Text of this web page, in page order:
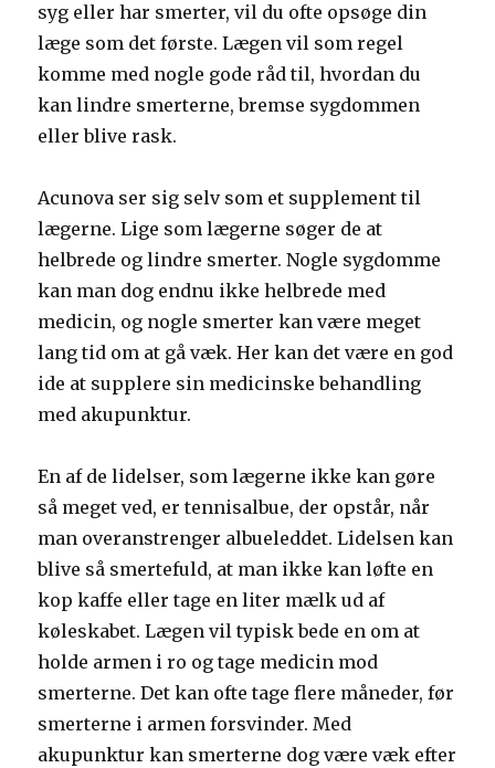
syg eller har smerter, vil du ofte opsøge din
læge som det første. Lægen vil som regel
komme med nogle gode råd til, hvordan du
kan lindre smerterne, bremse sygdommen
eller blive rask.
Acunova ser sig selv som et supplement til
lægerne. Lige som lægerne søger de at
helbrede og lindre smerter. Nogle sygdomme
kan man dog endnu ikke helbrede med
medicin, og nogle smerter kan være meget
lang tid om at gå væk. Her kan det være en god
ide at supplere sin medicinske behandling
med akupunktur.
En af de lidelser, som lægerne ikke kan gøre
så meget ved, er tennisalbue, der opstår, når
man overanstrenger albueleddet. Lidelsen kan
blive så smertefuld, at man ikke kan løfte en
kop kaffe eller tage en liter mælk ud af
køleskabet. Lægen vil typisk bede en om at
holde armen i ro og tage medicin mod
smerterne. Det kan ofte tage flere måneder, før
smerterne i armen forsvinder. Med
akupunktur kan smerterne dog være væk efter